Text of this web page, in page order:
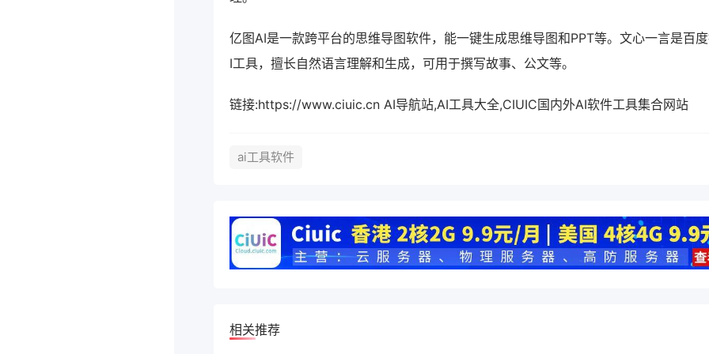
亿图AI是一款跨平台的思维导图软件，能一键生成思维导图和PPT等。文心一言是百
I工具，擅长自然语言理解和生成，可用于撰写故事、公文等。
链接:https://www.ciuic.cn AI导航站,AI工具大全,CIUIC国内外AI软件工具集合网站
ai工具软件
相关推荐